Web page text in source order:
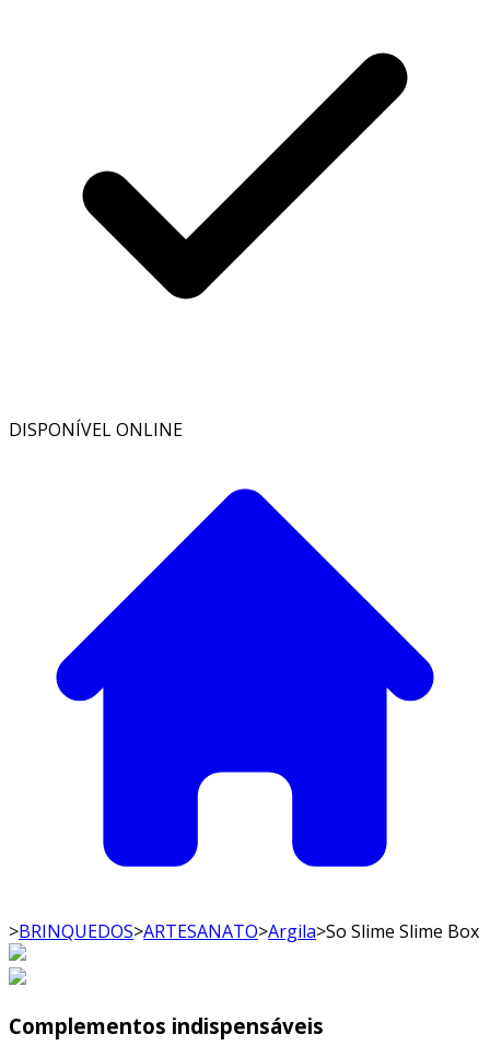
DISPONÍVEL ONLINE
>BRINQUEDOS>ARTESANATO>Argila>So Slime Slime Box
Complementos indispensáveis